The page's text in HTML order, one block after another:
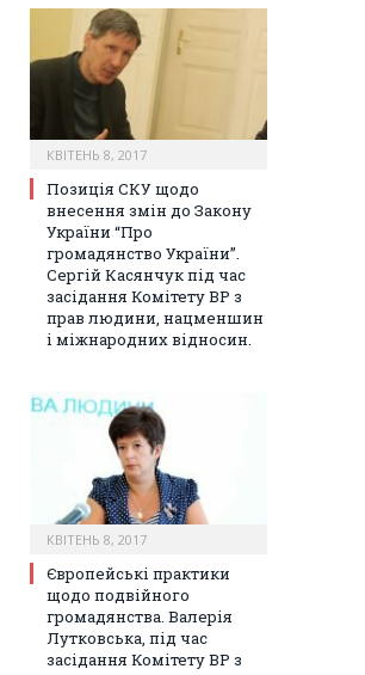
КВІТЕНЬ 8, 2017
Позиція СКУ щодо
внесення змін до Закону
України “Про
громадянство України”.
Сергій Касянчук під час
засідання Комітету ВР з
прав людини, нацменшин
і міжнародних відносин.
КВІТЕНЬ 8, 2017
Європейські практики
щодо подвійного
громадянства. Валерія
Лутковська, під час
засідання Комітету ВР з